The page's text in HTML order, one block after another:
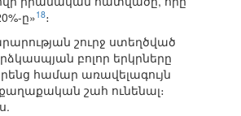
ը»18։
շուրջ ստեղծված
բոլոր երկրները
համար առավելագույն
շահ ունենալ։